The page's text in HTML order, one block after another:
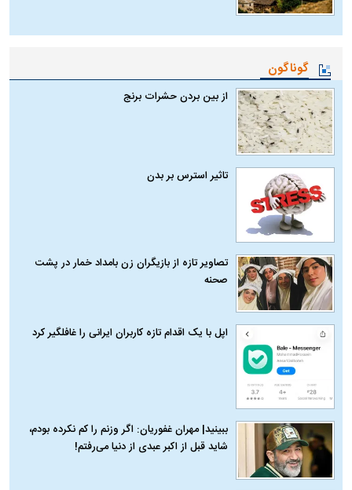
گوناگون
از بین بردن حشرات برنج
تاثیر استرس بر بدن
تصاویر تازه از بازیگران زن بامداد خمار در پشت
صحنه
اپل با یک اقدام تازه کاربران ایرانی را غافلگیر کرد
ببینید| مهران غفوریان: اگر وزنم را کم نکرده بودم،
شاید قبل از اکبر عبدی از دنیا می‌رفتم!